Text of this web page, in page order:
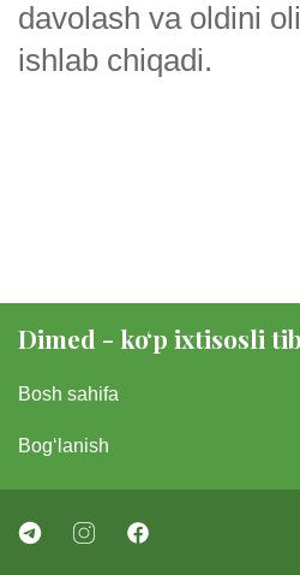
davolash va oldini
ishlab chiqadi.
Dimed - koʻp ixtisosli
Bosh sahifa
Bogʻlanish